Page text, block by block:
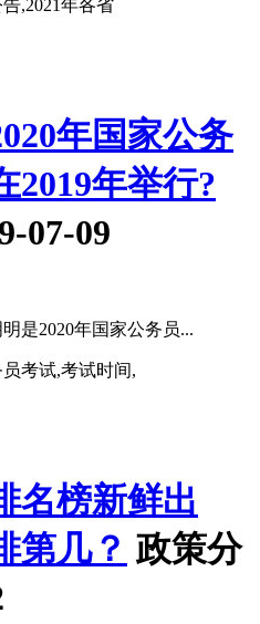
,2021年各省
年国家公务
2019年举行?
07-09
是2020年国家公务员...
考试,考试时间,
名榜新鲜出
第几？ 政策分